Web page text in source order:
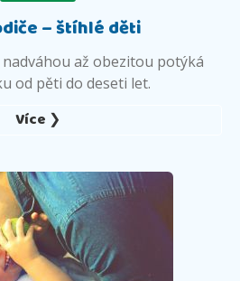
– štíhlé děti
až obezitou potýká
od pěti do deseti let.
Více ❯